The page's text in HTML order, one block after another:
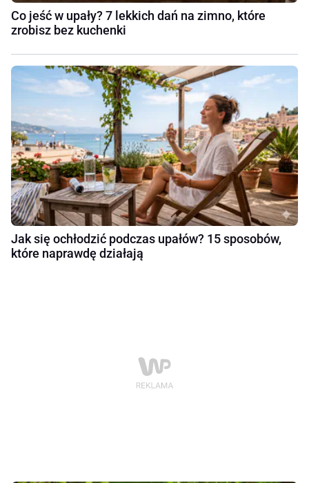
Co jeść w upały? 7 lekkich dań na zimno, które
zrobisz bez kuchenki
Jak się ochłodzić podczas upałów? 15 sposobów,
które naprawdę działają